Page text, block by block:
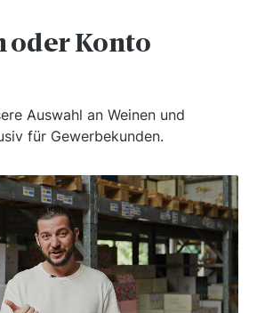
oder Konto
Auswahl an Weinen und
für Gewerbekunden.